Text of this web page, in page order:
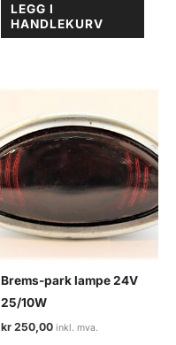
LEGG I
HANDLEKURV
Brems-park lampe 24V
25/10W
kr 250,00